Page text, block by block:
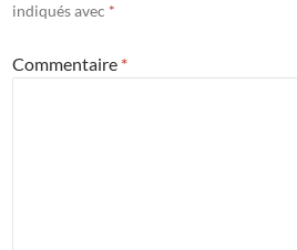
indiqués avec *
Commentaire *